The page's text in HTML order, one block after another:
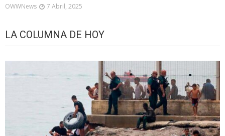
OWWNews 7 Abril, 2025
LA COLUMNA DE HOY